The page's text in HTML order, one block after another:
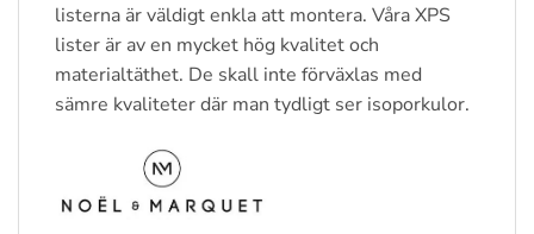
listerna är väldigt enkla att montera. Våra XPS
lister är av en mycket hög kvalitet och
materialtäthet. De skall inte förväxlas med
sämre kvaliteter där man tydligt ser isoporkulor.